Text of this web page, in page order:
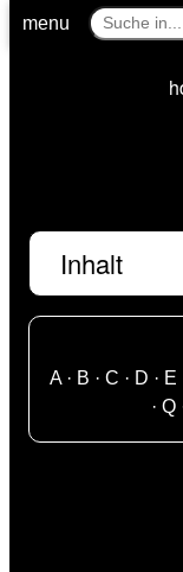
menu
Inhalt
A· B · C · D · E
· Q